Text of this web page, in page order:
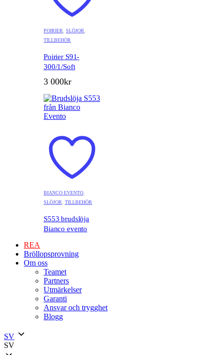
POIRIER SLÖJOR
TILLBEHÖR
Poirier S91-
300/1/Soft
3 000kr
BIANCO EVENTO,
SLÖJOR, TILLBEHÖR
S553 brudslöja
Bianco evento
REA
Bröllopsprovning
Om oss
Teamet
Partners
Utmärkelser
Garanti
Ansvar och trygghet
Blogg
SV
SV